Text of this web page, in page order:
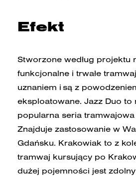
Efekt
Stworzone według projektu
funkcjonalne i trwałe
uznaniem i są z
eksploatowane. Jazz Duo to
popularna seria
Znajduje zastosowanie w
Gdańsku. Krakowiak to z
tramwaj kursujący po
dużej pojemności jest